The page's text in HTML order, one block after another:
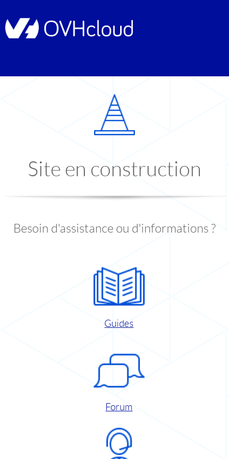
Site en construction
Besoin d'assistance ou d'informations ?
Guides
Forum